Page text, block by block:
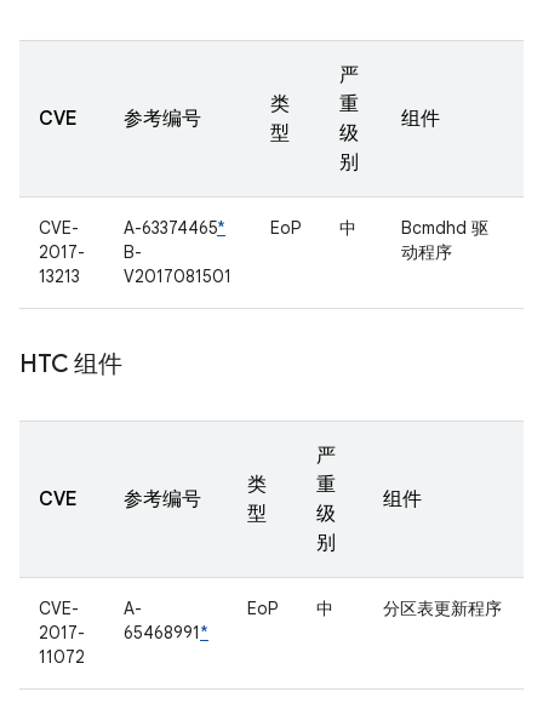
CVE 参考编号
类
型
严
重
级
别
组件
CVE-
2017-
13213
A-63374465*
B-
V2017081501
EoP 中
Bcmdhd 驱
动程序
HTC 组件
CVE 参考编号
类
型
严
重
级
别
组件
CVE-
2017-
11072
A-
65468991*
EoP 中 分区表更新程序